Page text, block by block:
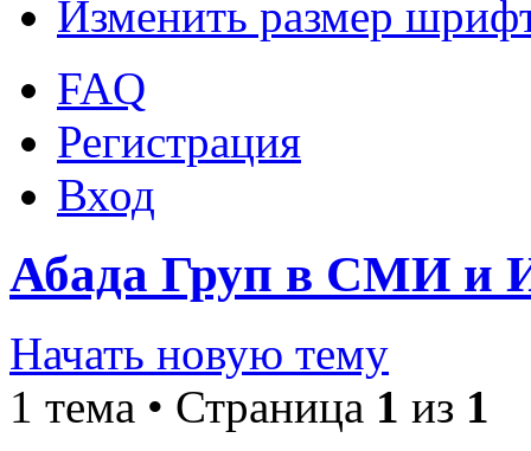
Изменить размер
FAQ
Регистрация
Вход
Абада Груп в СМИ и
Начать новую тему
1 тема • Страница 1 из 1